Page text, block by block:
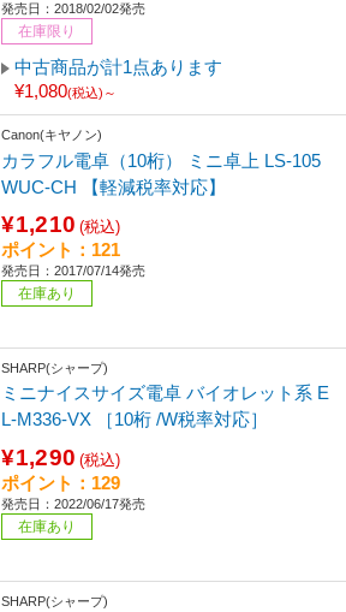
発売日：2018/02/02発売
在庫限り
中古商品が計1点あります
¥1,080(税込)～
Canon(キヤノン)
カラフル電卓（10桁） ミニ卓上 LS-105
WUC-CH 【軽減税率対応】
¥1,210 (税込)
ポイント：121
発売日：2017/07/14発売
在庫あり
SHARP(シャープ)
ミニナイスサイズ電卓 バイオレット系 E
L-M336-VX ［10桁 /W税率対応］
¥1,290 (税込)
ポイント：129
発売日：2022/06/17発売
在庫あり
SHARP(シャープ)